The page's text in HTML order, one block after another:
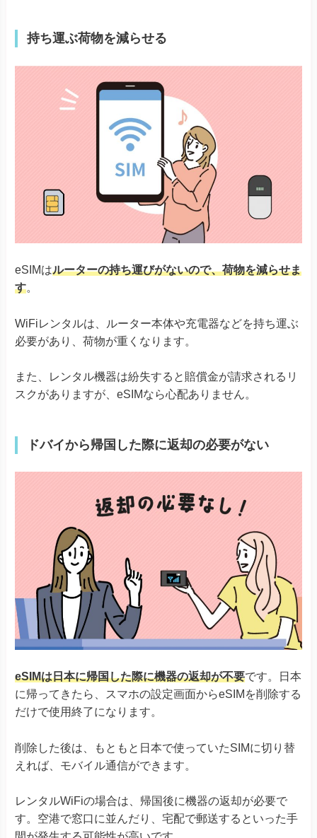
持ち運ぶ荷物を減らせる
eSIMはルーターの持ち運びがないので、荷物を減らせま
す。
WiFiレンタルは、ルーター本体や充電器などを持ち運ぶ
必要があり、荷物が重くなります。
また、レンタル機器は紛失すると賠償金が請求されるリ
スクがありますが、eSIMなら心配ありません。
ドバイから帰国した際に返却の必要がない
eSIMは日本に帰国した際に機器の返却が不要です。日本
に帰ってきたら、スマホの設定画面からeSIMを削除する
だけで使用終了になります。
削除した後は、もともと日本で使っていたSIMに切り替
えれば、モバイル通信ができます。
レンタルWiFiの場合は、帰国後に機器の返却が必要で
す。空港で窓口に並んだり、宅配で郵送するといった手